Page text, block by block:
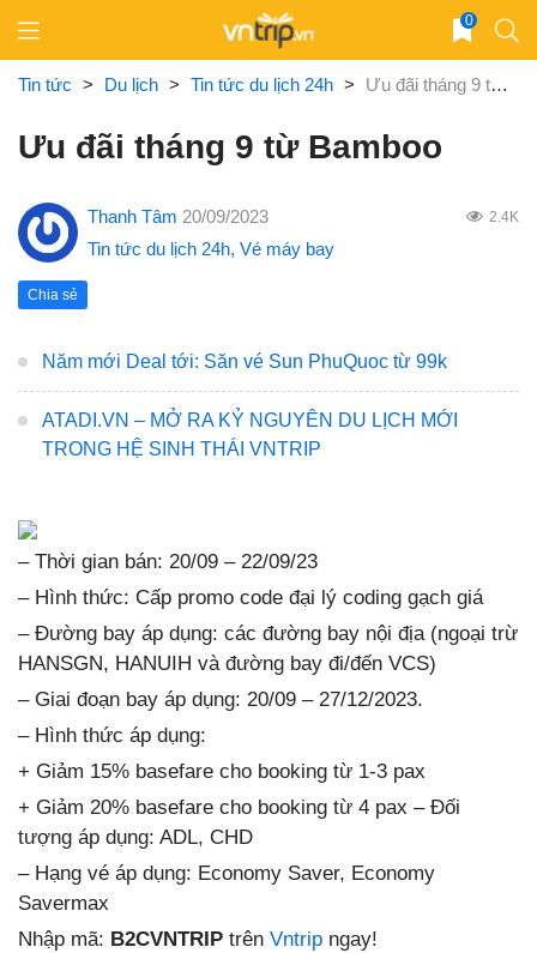
content
0
Tin tức > Du lịch > Tin tức du lịch 24h > Ưu đãi tháng 9 từ Bamboo
Ưu đãi tháng 9 từ Bamboo
Thanh Tâm 20/09/2023 2.4K
Tin tức du lịch 24h, Vé máy bay
Chia sẻ
Năm mới Deal tới: Săn vé Sun PhuQuoc từ 99k
ATADI.VN – MỞ RA KỶ NGUYÊN DU LỊCH MỚI
TRONG HỆ SINH THÁI VNTRIP
– Thời gian bán: 20/09 – 22/09/23
– Hình thức: Cấp promo code đại lý coding gạch giá
– Đường bay áp dụng: các đường bay nội địa (ngoại trừ
HANSGN, HANUIH và đường bay đi/đến VCS)
– Giai đoạn bay áp dụng: 20/09 – 27/12/2023.
– Hình thức áp dụng:
+ Giảm 15% basefare cho booking từ 1-3 pax
+ Giảm 20% basefare cho booking từ 4 pax – Đối
tượng áp dụng: ADL, CHD
– Hạng vé áp dụng: Economy Saver, Economy
Savermax
Nhập mã: B2CVNTRIP trên Vntrip ngay!